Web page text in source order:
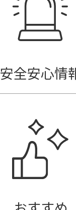
安全安心情